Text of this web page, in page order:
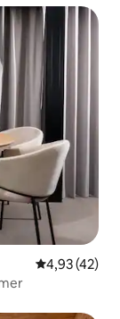
Gemiddelde
4,93 (42)